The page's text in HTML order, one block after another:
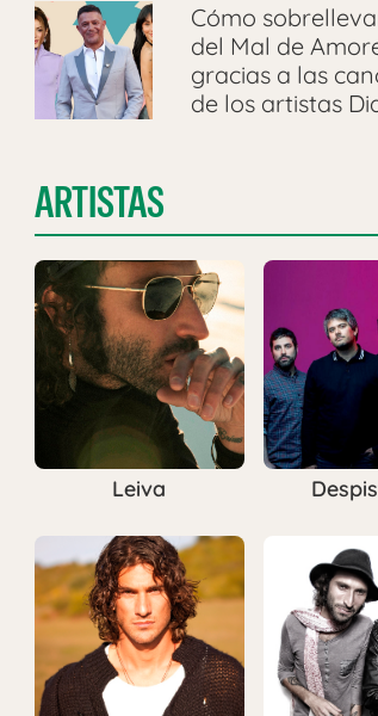
Cómo
del Mal de
gracias a las
de los artistas
ARTISTAS
Leiva